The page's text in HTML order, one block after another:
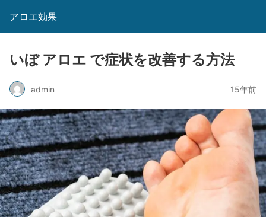
アロエ効果
いぼ アロエ で症状を改善する方法
admin 15年前